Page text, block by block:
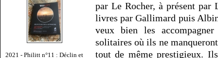
2021 - Philitt n°11 : Déclin et
par Le Rocher, à présent par
livres par Gallimard puis
veux bien les
solitaires où ils ne
tout de même prestigieux.